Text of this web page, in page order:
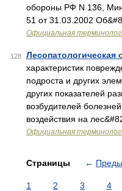
обороны РФ N 136,
51 от 31.03.2002
Официальная
128 Лесопатологическая
характеристик
подроста и других
других показателей
возбудителей
воздействия на
Официальная
Страницы ←
1 2 3 4